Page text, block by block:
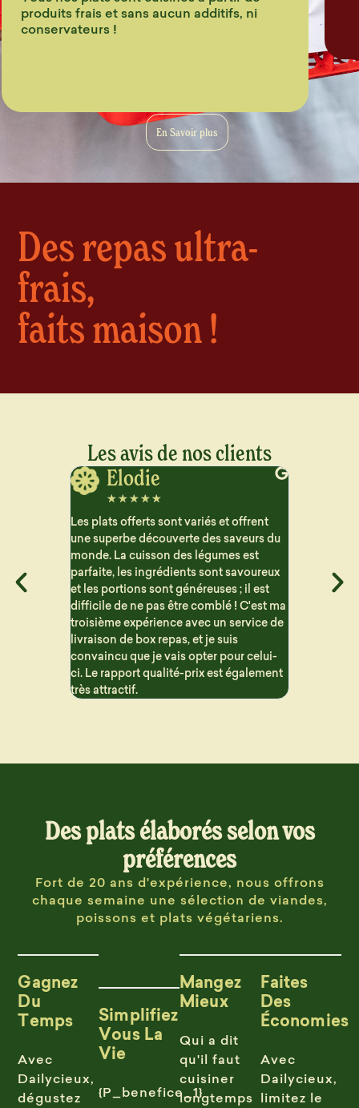
produits frais et sans aucun additifs, ni
conservateurs !
En Savoir plus
Des repas ultra-
frais,
faits maison !
Les avis de nos clients
; il est
Monique
☆☆☆☆☆
Je suis vraiment enchantée, les mets
sont délicieux et n'ont pas ce goût
industriel que l'on retrouve chez d'autres
sociétés proposant un service similaire.
Les options sont variées et les portions
sont parfaites.
moi.
Des plats élaborés selon vos
préférences
Fort de 20 ans d'expérience, nous offrons
chaque semaine une sélection de viandes,
poissons et plats végétariens.
Gagnez
Du
Temps
Avec
Dailycieux,
dégustez
Simplifiez
Vous La
Vie
{P_benefice_1}
Mangez
Mieux
Qui a dit
qu'il faut
cuisiner
longtemps
Faites
Des
Économies
Avec
Dailycieux,
limitez le